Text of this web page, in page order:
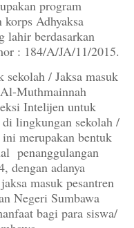
program
Adhyaksa
lahir berdasarkan
: 184/A/JA/11/2015.
/ Jaksa masuk
Muthmainnah
Intelijen untuk
lingkungan sekolah /
merupakan bentuk
penanggulangan
dengan adanya
masuk pesantren
Negeri Sumbawa
bagi para siswa/